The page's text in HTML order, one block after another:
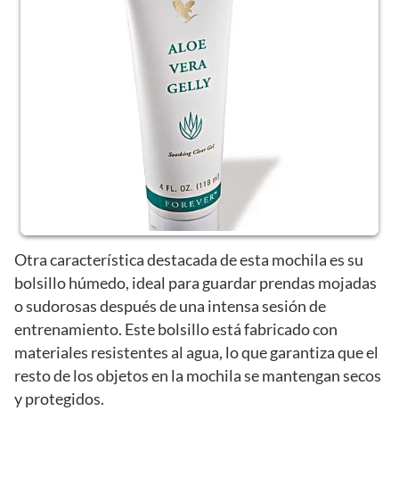
Otra característica destacada de esta mochila es su
bolsillo húmedo, ideal para guardar prendas mojadas
o sudorosas después de una intensa sesión de
entrenamiento. Este bolsillo está fabricado con
materiales resistentes al agua, lo que garantiza que el
resto de los objetos en la mochila se mantengan secos
y protegidos.